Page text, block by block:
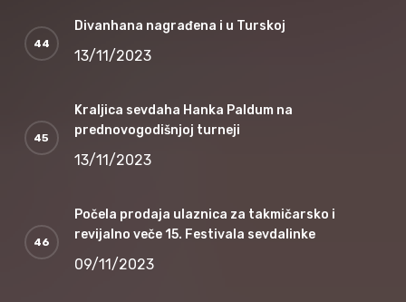
Divanhana nagrađena i u Turskoj
13/11/2023
Kraljica sevdaha Hanka Paldum na
prednovogodišnjoj turneji
13/11/2023
Počela prodaja ulaznica za takmičarsko i
revijalno veče 15. Festivala sevdalinke
09/11/2023